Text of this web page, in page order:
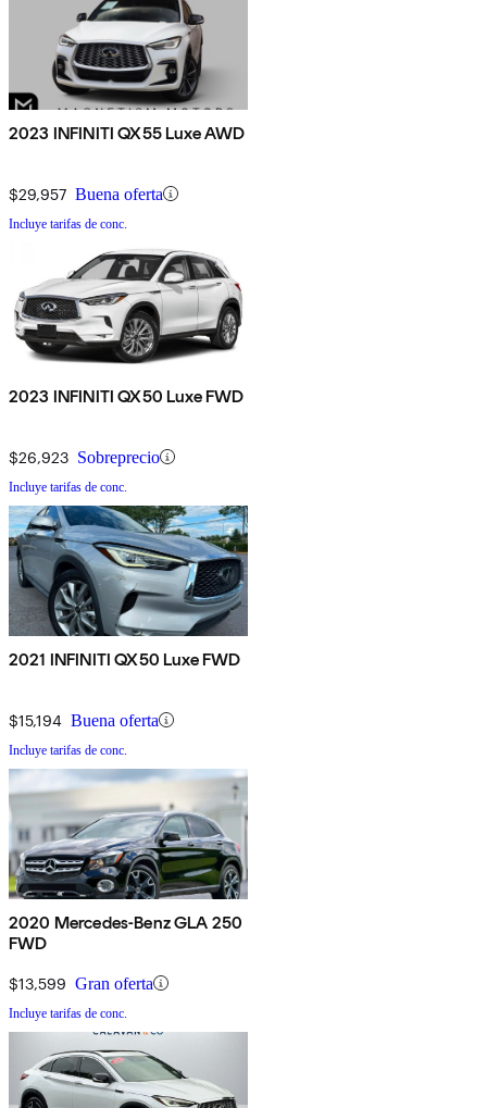
2023 INFINITI QX55 Luxe AWD
$29,957 Buena oferta
Incluye tarifas de conc.
2023 INFINITI QX50 Luxe FWD
$26,923 Sobreprecio
Incluye tarifas de conc.
2021 INFINITI QX50 Luxe FWD
$15,194 Buena oferta
Incluye tarifas de conc.
2020 Mercedes-Benz GLA 250
FWD
$13,599 Gran oferta
Incluye tarifas de conc.